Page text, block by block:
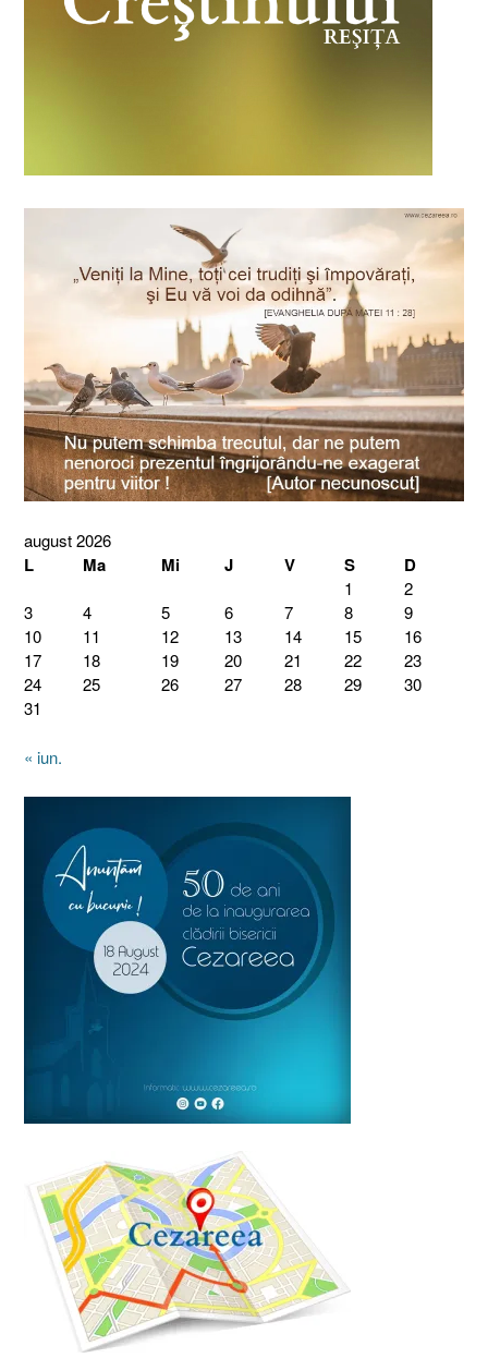
august 2026
L Ma Mi J V S D
1
2
3
4 5 6 7 8
9
10
11 12 13 14 15
16
17
18 19 20 21 22
23
24
25 26 27 28 29
30
31
« iun.